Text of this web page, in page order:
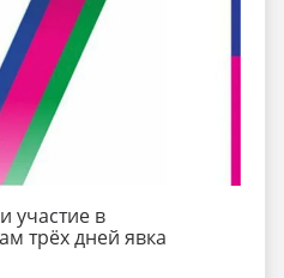
участие в
трёх дней явка